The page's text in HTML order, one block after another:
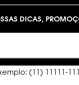
DICAS,
(11) 11111-